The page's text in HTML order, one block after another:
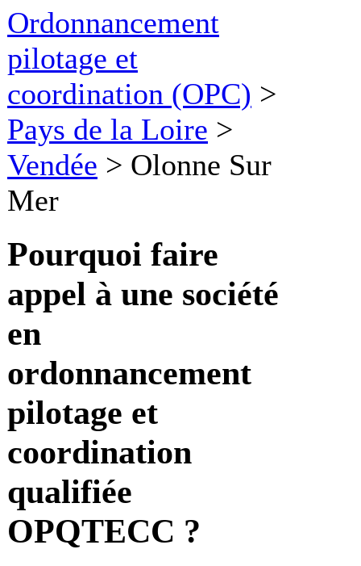
Ordonnancement
pilotage et
coordination (OPC) >
Pays de la Loire >
Vendée > Olonne Sur
Mer
Pourquoi faire
appel à une société
en
ordonnancement
pilotage et
coordination
qualifiée
OPQTECC ?